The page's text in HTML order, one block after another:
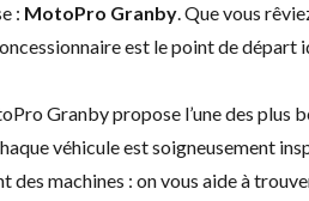
: MotoPro Granby. Que vous
est le point de départ
Granby propose l’une des plus
véhicule est soigneusement
des machines : on vous aide à